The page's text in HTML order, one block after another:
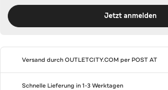
Jetzt anmelden
Versand durchOUTLETCITY.COM per POST AT
Schnelle Lieferung in 1-3 Werktagen